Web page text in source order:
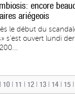
encore
ariégeois
le début du
s’est ouvert lundi
10 11 12 13 14 15